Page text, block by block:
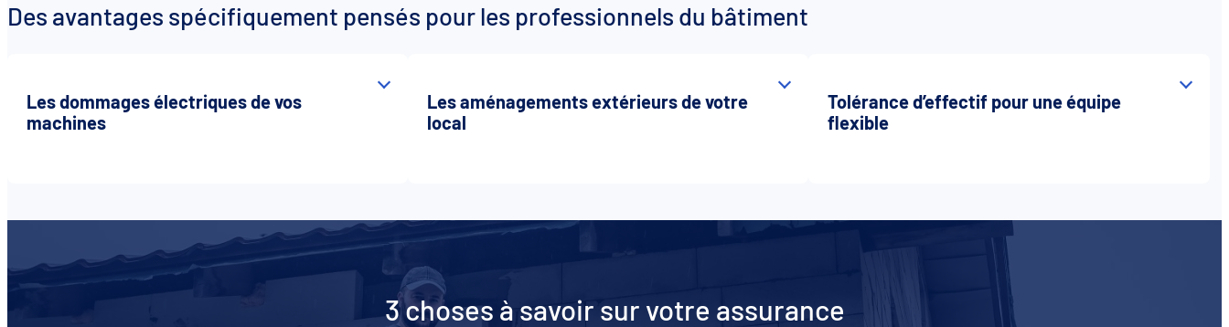
Des avantages spécifiquement pensés pour les professionnels du bâtiment
Les dommages électriques de vos
machines
Les aménagements extérieurs de votre
local
Tolérance d’effectif pour une équipe
flexible
3 choses à savoir sur votre assurance